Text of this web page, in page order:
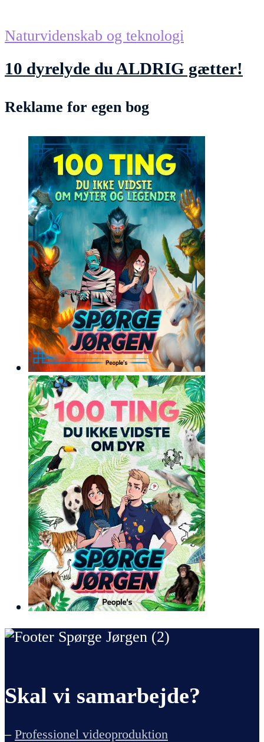
Naturvidenskab og teknologi
10 dyrelyde du ALDRIG gætter!
Reklame for egen bog
Skal vi samarbejde?
– Professionel videoproduktion